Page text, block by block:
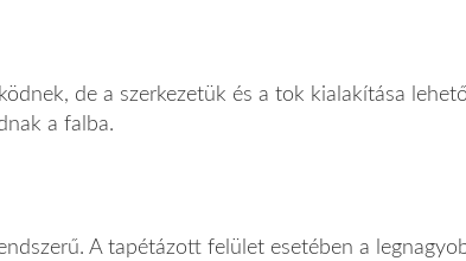
de a szerkezetük és a tok kialakítása
a falba.
A tapétázott felület esetében a